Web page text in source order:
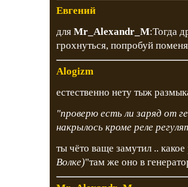
Евгений
для Mr_Alexandr_M:Тогда
грохнуться, попробуй
Alogizm
естественно нету тыж
"проверю есть ли заряд от
накрылось кроме реле
ты чёто ваще замутил .. какое
Волке)"там же оно в